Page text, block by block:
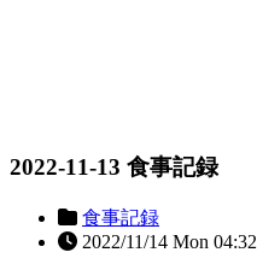
2022-11-13 食事記録
食事記録
2022/11/14 Mon 04:32